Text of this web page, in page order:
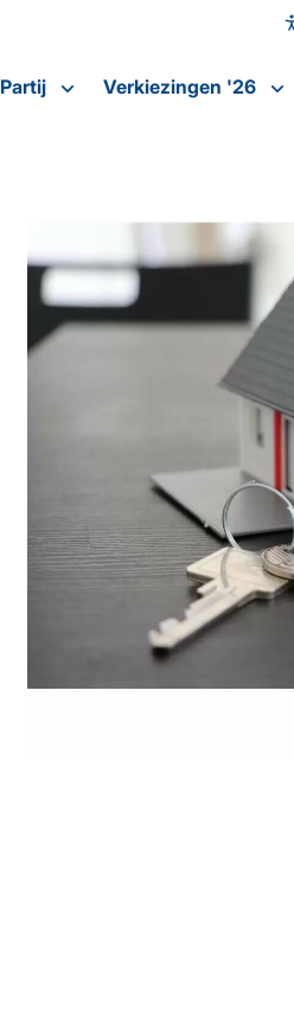
Partij Verkiezingen '26